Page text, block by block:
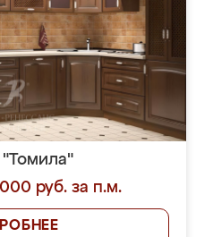
"Томила"
руб. за п.м.